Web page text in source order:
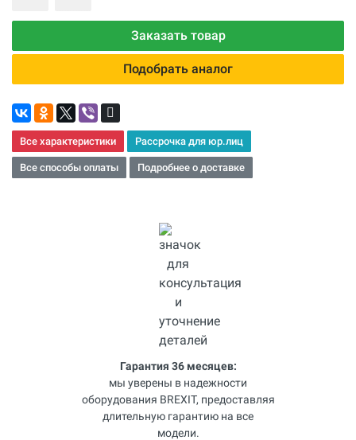
Заказать товар
Подобрать аналог
Все характеристики Рассрочка для юр.лиц
Все способы оплаты Подробнее о доставке
Гарантия 36 месяцев:
мы уверены в надежности
оборудования BREXIT, предоставляя
длительную гарантию на все
модели.